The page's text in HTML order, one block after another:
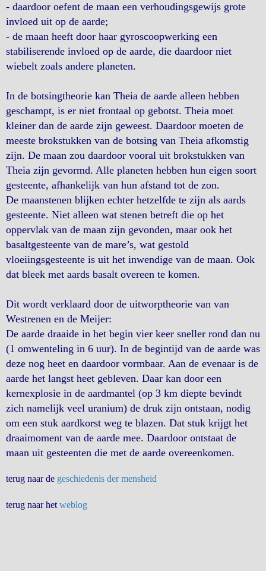
- daardoor oefent de maan een verhoudingsgewijs grote
invloed uit op de aarde;
- de maan heeft door haar gyroscoopwerking een
stabiliserende invloed op de aarde, die daardoor niet
wiebelt zoals andere planeten.
In de botsingtheorie kan Theia de aarde alleen hebben
geschampt, is er niet frontaal op gebotst. Theia moet
kleiner dan de aarde zijn geweest. Daardoor moeten de
meeste brokstukken van de botsing van Theia afkomstig
zijn. De maan zou daardoor vooral uit brokstukken van
Theia zijn gevormd. Alle planeten hebben hun eigen soort
gesteente, afhankelijk van hun afstand tot de zon.
De maanstenen blijken echter hetzelfde te zijn als aards
gesteente. Niet alleen wat stenen betreft die op het
oppervlak van de maan zijn gevonden, maar ook het
basaltgesteente van de mare’s, wat gestold
vloeiingsgesteente is uit het inwendige van de maan. Ook
dat bleek met aards basalt overeen te komen.
Dit wordt verklaard door de uitworptheorie van van
Westrenen en de Meijer:
De aarde draaide in het begin vier keer sneller rond dan nu
(1 omwenteling in 6 uur). In de begintijd van de aarde was
deze nog heet en daardoor vormbaar. Aan de evenaar is de
aarde het langst heet gebleven. Daar kan door een
kernexplosie in de aardmantel (op 3 km diepte bevindt
zich namelijk veel uranium) de druk zijn ontstaan, nodig
om een stuk aardkorst weg te blazen. Dat stuk krijgt het
draaimoment van de aarde mee. Daardoor ontstaat de
maan uit gesteenten die met de aarde overeenkomen.
terug naar de geschiedenis der mensheid
terug naar het weblog